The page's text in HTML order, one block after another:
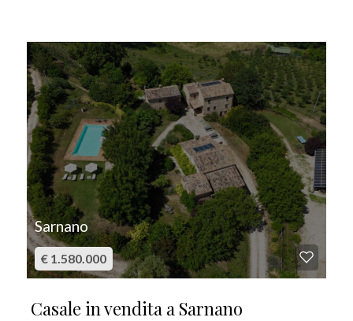
Sarnano
€ 1.580.000
Casale in vendita a Sarnano